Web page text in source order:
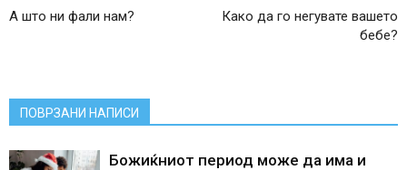
А што ни фали нам?
Како да го негувате вашето
бебе?
ПОВРЗАНИ НАПИСИ
Божиќниот период може да има и